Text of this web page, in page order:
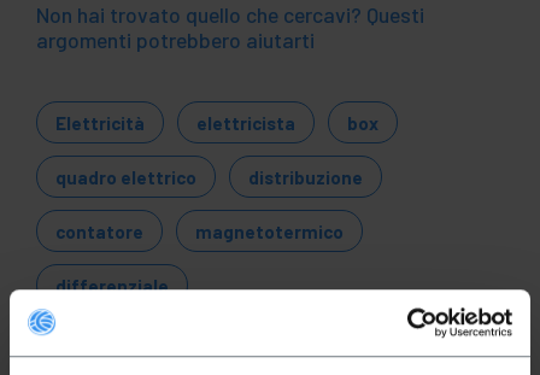
Non hai trovato quello che cercavi? Questi
argomenti potrebbero aiutarti
Elettricità elettricista box
quadro elettrico distribuzione
contatore magnetotermico
differenziale